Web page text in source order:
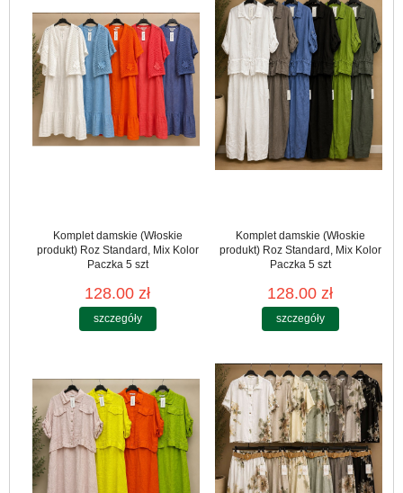
Komplet damskie (Włoskie
produkt) Roz Standard, Mix Kolor
Paczka 5 szt
128.00 zł
szczegóły
Komplet damskie (Włoskie
produkt) Roz Standard, Mix Kolor
Paczka 5 szt
128.00 zł
szczegóły